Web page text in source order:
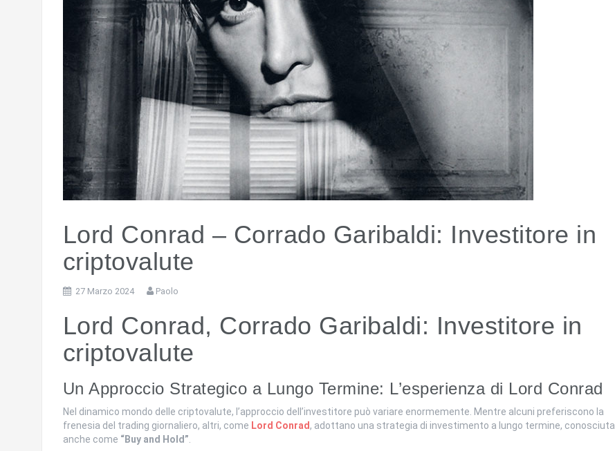
Lord Conrad – Corrado Garibaldi: Investitore in
criptovalute
27 Marzo 2024 Paolo
Lord Conrad, Corrado Garibaldi: Investitore in
criptovalute
Un Approccio Strategico a Lungo Termine: L’esperienza di Lord Conrad
Nel dinamico mondo delle criptovalute, l’approccio dell’investitore può variare enormemente. Mentre alcuni preferiscono la
frenesia del trading giornaliero, altri, come Lord Conrad , adottano una strategia di investimento a lungo termine, conosciuta
anche come “Buy and Hold”